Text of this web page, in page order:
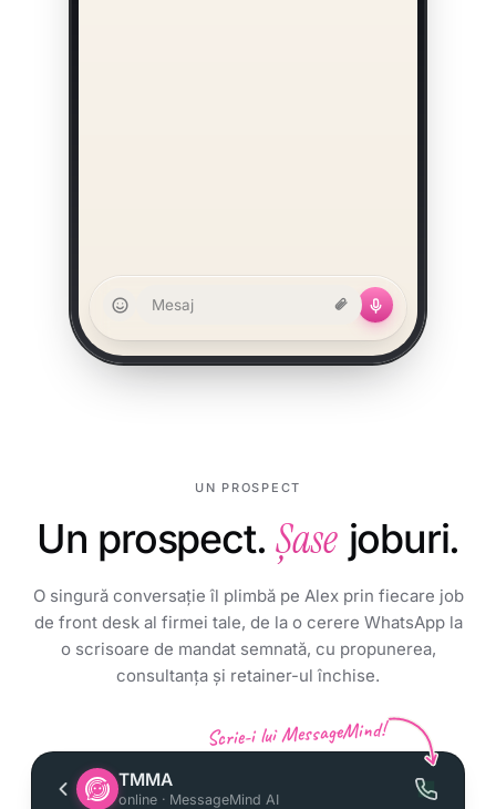
Mesaj
UN PROSPECT
Un prospect.Șase joburi.
O singură conversație îl plimbă pe Alex prin fiecare job
de front desk al firmei tale, de la o cerere WhatsApp la
o scrisoare de mandat semnată, cu propunerea,
consultanța și retainer-ul închise.
Scrie-i lui MessageMind!
TMMA
online · MessageMind AI